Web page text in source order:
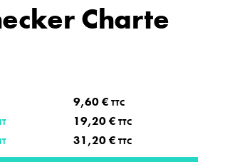
Charte
9,60 € TTC
19,20 € TTC
31,20 € TTC